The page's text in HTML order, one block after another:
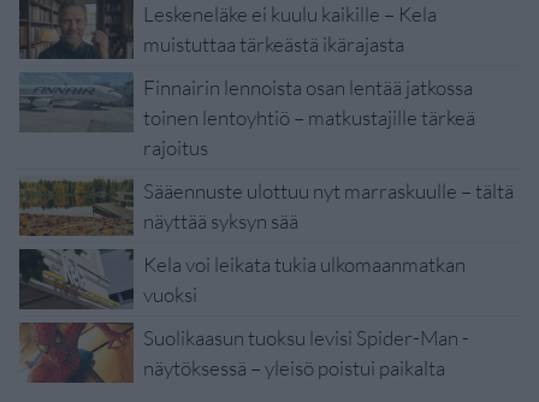
Leskeneläke ei kuulu kaikille – Kela
muistuttaa tärkeästä ikärajasta
Finnairin lennoista osan lentää jatkossa
toinen lentoyhtiö – matkustajille tärkeä
rajoitus
Sääennuste ulottuu nyt marraskuulle – tältä
näyttää syksyn sää
Kela voi leikata tukia ulkomaanmatkan
vuoksi
Suolikaasun tuoksu levisi Spider-Man -
näytöksessä – yleisö poistui paikalta